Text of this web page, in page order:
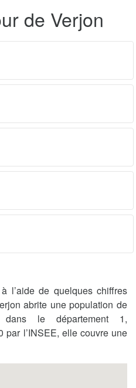
de Verjon
l’aide de quelques chiffres
abrite une population de
dans le département 1,
par l’INSEE, elle couvre une